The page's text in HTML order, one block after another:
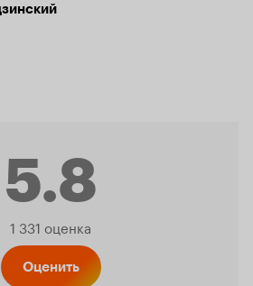
5.8
Рейтинг
1 331 оценка
Оценить